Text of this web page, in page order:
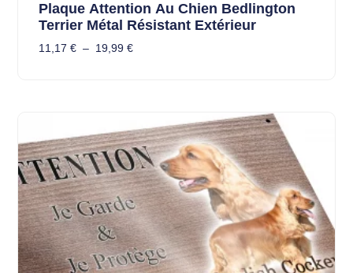
Plaque Attention Au Chien Bedlington
Terrier Métal Résistant Extérieur
11,17 € – 19,99 €